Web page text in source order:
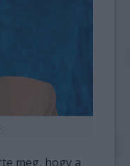
meg, hogy a